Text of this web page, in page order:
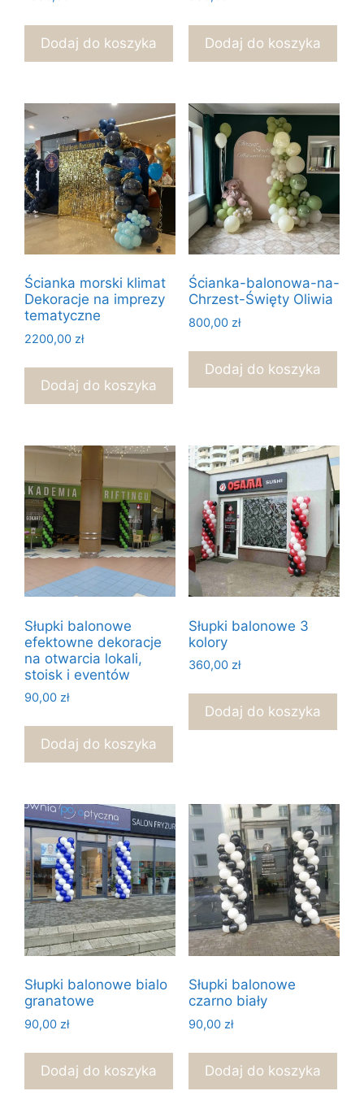
Dodaj do koszyka Dodaj do koszyka
Ścianka morski klimat
Dekoracje na imprezy
tematyczne
2200,00 zł
Dodaj do koszyka
Ścianka-balonowa-na-
Chrzest-Święty Oliwia
800,00 zł
Dodaj do koszyka
Słupki balonowe
efektowne dekoracje
na otwarcia lokali,
stoisk i eventów
90,00 zł
Dodaj do koszyka
Słupki balonowe 3
kolory
360,00 zł
Dodaj do koszyka
Słupki balonowe bialo
granatowe
90,00 zł
Dodaj do koszyka
Słupki balonowe
czarno biały
90,00 zł
Dodaj do koszyka